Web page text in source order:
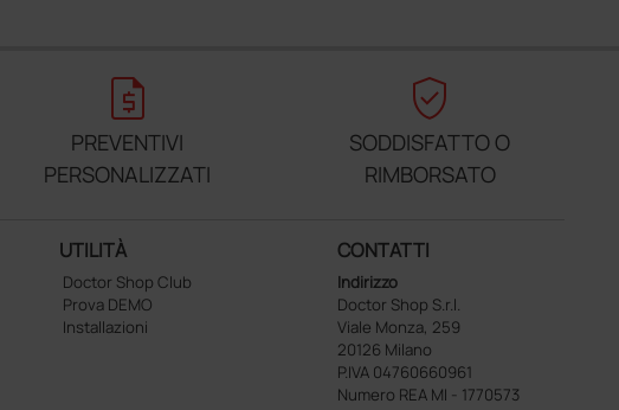
request_quote
PREVENTIVI
PERSONALIZZATI
verified_user
SODDISFATTO O
RIMBORSATO
UTILITÀ
Doctor Shop Club
Prova DEMO
Installazioni
CONTATTI
Indirizzo
Doctor Shop S.r.l.
Viale Monza, 259
20126 Milano
P.IVA 04760660961
Numero REA MI - 1770573